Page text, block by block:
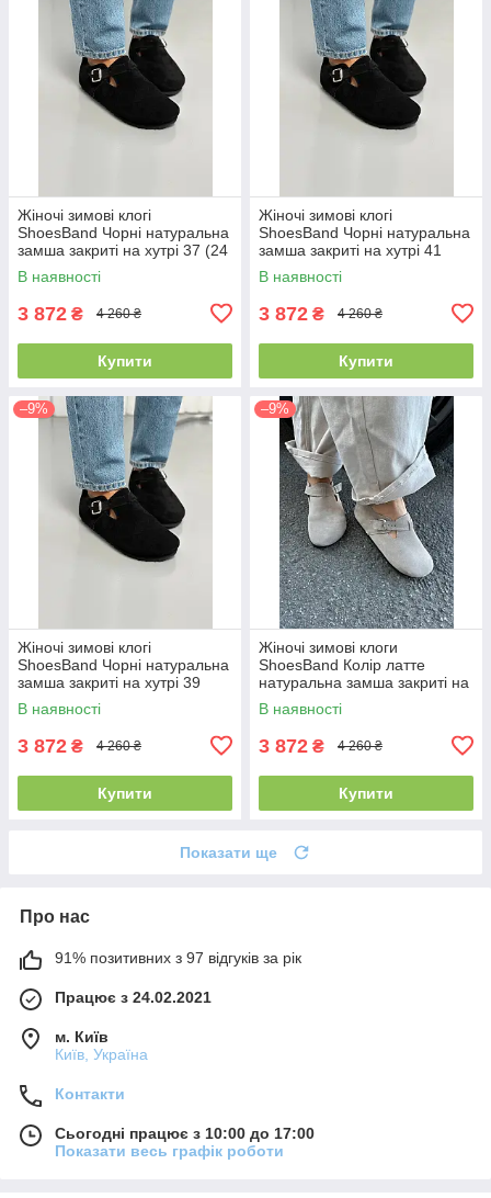
Жіночі зимові клогі
ShoesBand Чорні натуральна
замша закриті на хутрі 37 (24
см) (S99231-3з)
В наявності
3 872 ₴ 4 260 ₴
Купити
Жіночі зимові клогі
ShoesBand Чорні натуральна
замша закриті на хутрі 41
(26,5 см) (S99231-3з)
В наявності
3 872 ₴ 4 260 ₴
Купити
–9%
Жіночі зимові клогі
ShoesBand Чорні натуральна
замша закриті на хутрі 39
(25,5 см) (S99231-3з)
В наявності
3 872 ₴ 4 260 ₴
Купити
–9%
Жіночі зимові клоги
ShoesBand Колір латте
натуральна замша закриті на
хутрі 40 (26 см) (S99231з)
В наявності
3 872 ₴ 4 260 ₴
Купити
Показати ще
Про нас
91% позитивних з 97 відгуків за рік
Працює з 24.02.2021
м. Київ
Київ, Україна
Контакти
Сьогодні працює з 10:00 до 17:00
Показати весь графік роботи